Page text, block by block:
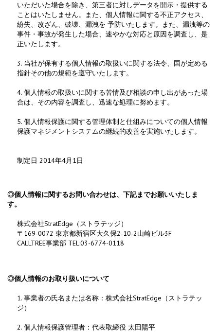
いただいた場合を除き、第三者に対しデータを開示・提供する
ことはいたしません。また、個人情報に関する不正アクセス、
紛失、改ざん、破壊、漏洩を 予防いたします。また、漏洩等の
事件・事故が発生した場合、速やかな対応と原因を調査し、是
正いたします。
3. 当社が保有する個人情報の取扱いに関する法令、国が定める
指針その他の規範を遵守いたします。
4. 個人情報の取扱いに関する苦情及び相談の申し出があった場
合は、その内容を調査し、迅速な処理に努めます。
5. 個人情報保護に関する管理体制と仕組みについての個人情報
保護マネジメントシステムの継続的改善を実施いたします。
制定日 2014年4月1日
◎個人情報に関するお問い合わせは、下記までお願いいたしま
す。
株式会社StratEdge（ストラテッジ）
〒169-0072 東京都新宿区大久保2-10-2山崎ビル3F
CALLTREE事業部 TEL:03-6774-0118
◎個人情報のお取り扱いについて
1. 事業者の氏名または名称：株式会社StratEdge（ストラテッ
ジ）
2. 個人情報保護管理者：代表取締役 太田陽平